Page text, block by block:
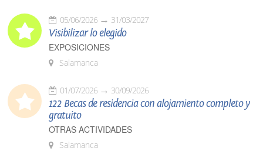
05/06/2026 31/03/2027
Visibilizar lo elegido
EXPOSICIONES
Salamanca
01/07/2026 30/09/2026
122 Becas de residencia con alojamiento completo y
gratuito
OTRAS ACTIVIDADES
Salamanca